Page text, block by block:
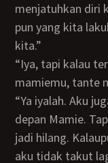
menjatuhkan diri
pun yang kita
kita.”
“Iya, tapi kalau terlalu terang-terangan di depan
mamiemu, tante
“Ya iyalah. Aku juga gak mau terang-terangan di
depan Mamie.
jadi hilang.
aku tidak takut